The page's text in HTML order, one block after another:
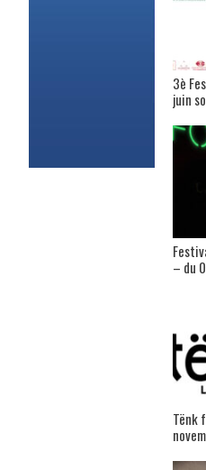
3è
juin
– du
Tënk